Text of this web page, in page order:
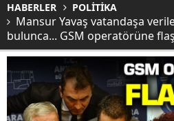
HABERLER POLİTİKA
Mansur Yavaş vatandaşa
bulunca... GSM operatörüne flaş